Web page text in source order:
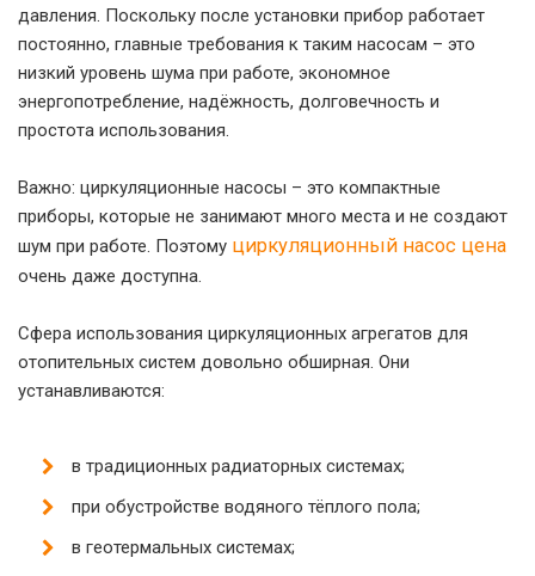
давления. Поскольку после установки прибор работает
постоянно, главные требования к таким насосам – это
низкий уровень шума при работе, экономное
энергопотребление, надёжность, долговечность и
простота использования.
Важно: циркуляционные насосы – это компактные
приборы, которые не занимают много места и не создают
шум при работе. Поэтому циркуляционный насос цена
очень даже доступна.
Сфера использования циркуляционных агрегатов для
отопительных систем довольно обширная. Они
устанавливаются:
в традиционных радиаторных системах;
при обустройстве водяного тёплого пола;
в геотермальных системах;